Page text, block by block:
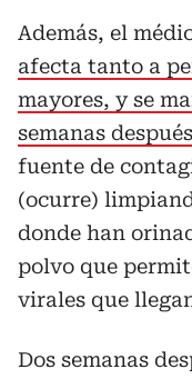
Además, el
afecta tanto a
mayores, y se
semanas
fuente de
(ocurre)
donde han
polvo que
virales que
Dos semanas